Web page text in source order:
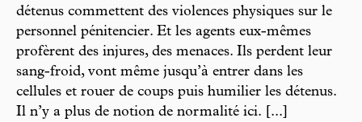
détenus commettent des violences physiques sur le
personnel pénitencier. Et les agents eux-mêmes
profèrent des injures, des menaces. Ils perdent leur
sang-froid, vont même jusqu’à entrer dans les
cellules et rouer de coups puis humilier les détenus.
Il n’y a plus de notion de normalité ici. [...]